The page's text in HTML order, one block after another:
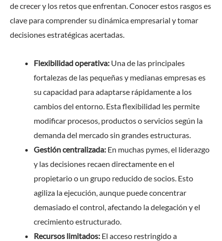
de crecer y los retos que enfrentan. Conocer estos rasgos es
clave para comprender su dinámica empresarial y tomar
decisiones estratégicas acertadas.
Flexibilidad operativa: Una de las principales
fortalezas de las pequeñas y medianas empresas es
su capacidad para adaptarse rápidamente a los
cambios del entorno. Esta flexibilidad les permite
modificar procesos, productos o servicios según la
demanda del mercado sin grandes estructuras.
Gestión centralizada: En muchas pymes, el liderazgo
y las decisiones recaen directamente en el
propietario o un grupo reducido de socios. Esto
agiliza la ejecución, aunque puede concentrar
demasiado el control, afectando la delegación y el
crecimiento estructurado.
Recursos limitados: El acceso restringido a